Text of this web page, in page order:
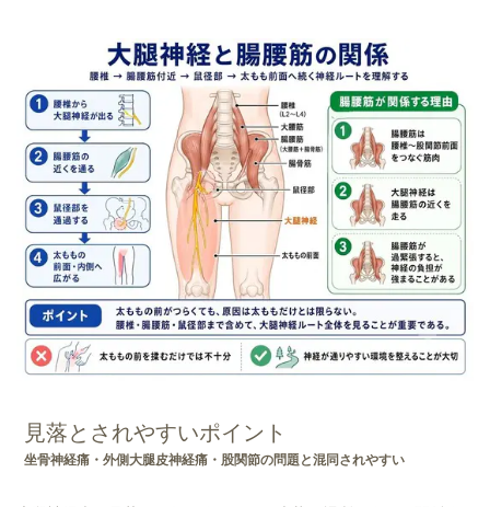
見落とされやすいポイント
坐骨神経痛・外側大腿皮神経痛・股関節の問題と混同されやすい